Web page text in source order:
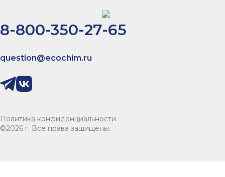
8-800-350-27-65
question@ecochim.ru
Политика конфиденциальности
©2026 г. Все права защищены.